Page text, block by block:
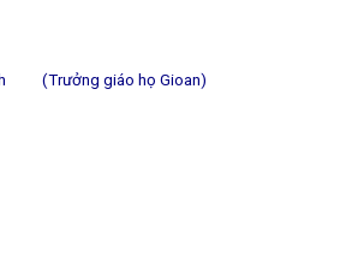
(Trưởng giáo họ Gioan)